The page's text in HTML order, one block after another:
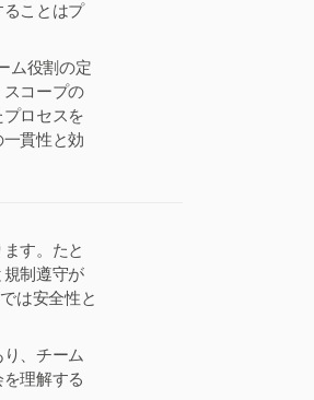
ことはプ
ム役割の定
コープの
ロセスを
貫性と効
す。たと
制遵守が
は安全性と
、チーム
理解する